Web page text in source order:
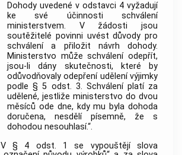
Dohody uvedené v odstavci 4 vyžadují
ke své účinnosti schválení
ministerstvem. V žádosti jsou
soutěžitelé povinni uvést důvody pro
schválení a přiložit návrh dohody.
Ministerstvo může schválení odepřít,
jsou-li dány skutečnosti, které by
odůvodňovaly odepření udělení výjimky
podle § 5 odst. 3. Schválení platí za
udělené, jestliže ministerstvo do dvou
měsíců ode dne, kdy mu byla dohoda
doručena, nesdělí písemně, že s
dohodou nesouhlasí.“.
V § 4 odst. 1 se vypouštějí slova